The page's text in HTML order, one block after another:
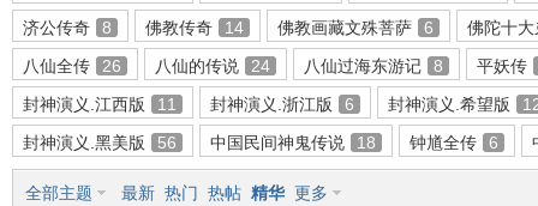
画济公传奇
8 佛教传奇 14 佛教画藏文殊菩萨 6
佛陀十大
八仙全传
26 八仙的传说 24 八仙过海东游记 8
平妖传
封神演义.江西版
11 封神演义.浙江版 6 封神演义.希望版
封神演义.黑美版
56 中国民间神鬼传说 18 钟馗全传 6
全部主题 最新 热门 热帖 精华 更多